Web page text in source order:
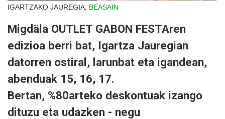
IGARTZAKO JAUREGIA, BEASAIN
Migdäla OUTLET GABON FESTAren
edizioa berri bat, Igartza Jauregian
datorren ostiral, larunbat eta igandean,
abenduak 15, 16, 17.
Bertan, %80arteko deskontuak izango
dituzu eta udazken - negu